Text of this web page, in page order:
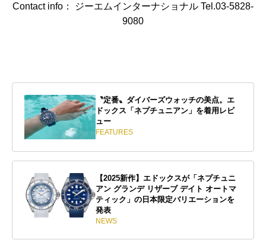
Contact info： ジーエムインターナショナル Tel.03-5828-
9080
〝定番〟ダイバーズウォッチの美点。エ
ドックス「ネプチュニアン」を着用レビ
ュー
FEATURES
【2025新作】エドックスが「ネプチュニ
アン グランデ リザーブ デイト オートマ
ティック」の日本限定バリエーションを
発表
NEWS